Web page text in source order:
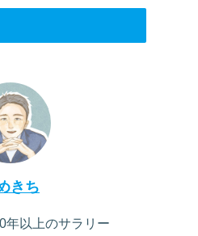
きち
年以上のサラリー